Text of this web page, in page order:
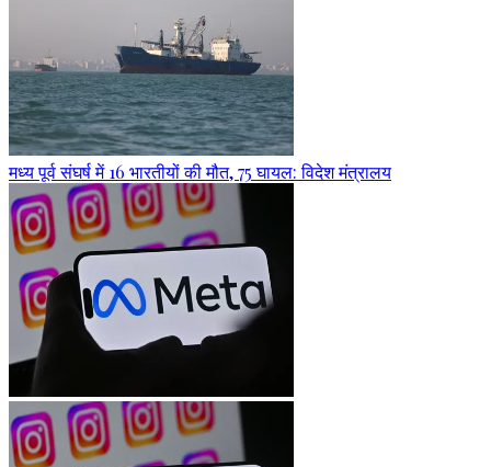
मध्य पूर्व संघर्ष में 16 भारतीयों की मौत, 75 घायल: विदेश मंत्रालय